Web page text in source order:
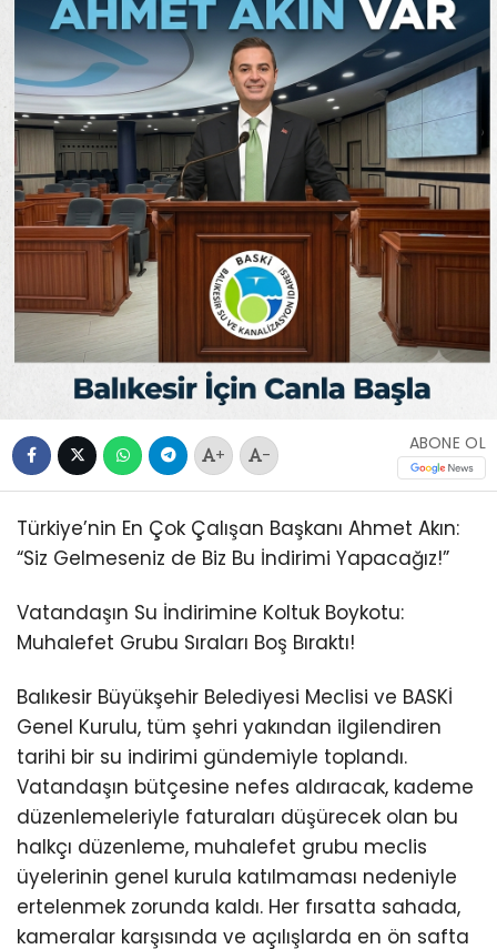
+ -
ABONE OL
Türkiye’nin En Çok Çalışan Başkanı Ahmet Akın:
“Siz Gelmeseniz de Biz Bu İndirimi Yapacağız!”
Vatandaşın Su İndirimine Koltuk Boykotu:
Muhalefet Grubu Sıraları Boş Bıraktı!
Balıkesir Büyükşehir Belediyesi Meclisi ve BASKİ
Genel Kurulu, tüm şehri yakından ilgilendiren
tarihi bir su indirimi gündemiyle toplandı.
Vatandaşın bütçesine nefes aldıracak, kademe
düzenlemeleriyle faturaları düşürecek olan bu
halkçı düzenleme, muhalefet grubu meclis
üyelerinin genel kurula katılmaması nedeniyle
ertelenmek zorunda kaldı. Her fırsatta sahada,
kameralar karşısında ve açılışlarda en ön safta